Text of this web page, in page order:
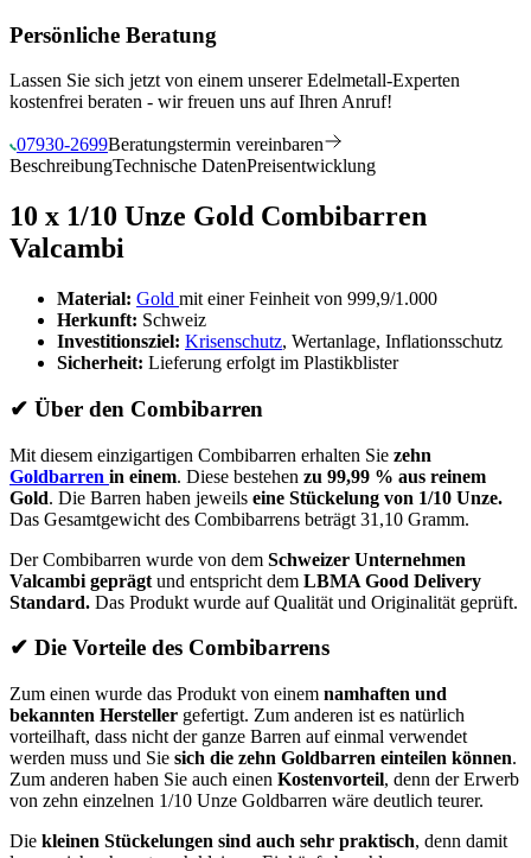
Persönliche Beratung
Lassen Sie sich jetzt von einem unserer Edelmetall-Experten
kostenfrei beraten - wir freuen uns auf Ihren Anruf!
07930-2699Beratungstermin vereinbaren
BeschreibungTechnische DatenPreisentwicklung
10 x 1/10 Unze Gold Combibarren
Valcambi
Material: Gold mit einer Feinheit von 999,9/1.000
Herkunft: Schweiz
Investitionsziel: Krisenschutz, Wertanlage, Inflationsschutz
Sicherheit: Lieferung erfolgt im Plastikblister
✔ Über den Combibarren
Mit diesem einzigartigen Combibarren erhalten Sie zehn
Goldbarren in einem. Diese bestehen zu 99,99 % aus reinem
Gold. Die Barren haben jeweils eine Stückelung von 1/10 Unze.
Das Gesamtgewicht des Combibarrens beträgt 31,10 Gramm.
Der Combibarren wurde von dem Schweizer Unternehmen
Valcambi geprägt und entspricht dem LBMA Good Delivery
Standard. Das Produkt wurde auf Qualität und Originalität geprüft.
✔ Die Vorteile des Combibarrens
Zum einen wurde das Produkt von einem namhaften und
bekannten Hersteller gefertigt. Zum anderen ist es natürlich
vorteilhaft, dass nicht der ganze Barren auf einmal verwendet
werden muss und Sie sich die zehn Goldbarren einteilen können.
Zum anderen haben Sie auch einen Kostenvorteil, denn der Erwerb
von zehn einzelnen 1/10 Unze Goldbarren wäre deutlich teurer.
Die kleinen Stückelungen sind auch sehr praktisch, denn damit